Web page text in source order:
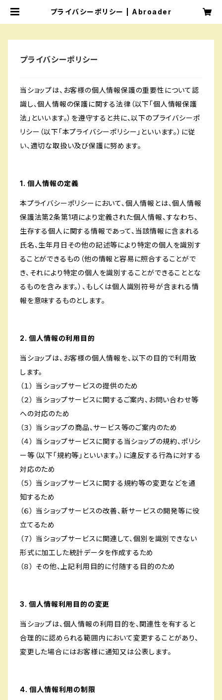
プライバシーポリシー | Abroader
プライバシーポリシー
当ショップは、お客様の個人情報保護の重要性について認
識し、個人情報の保護に関する法律（以下「個人情報保護
法」といいます。）を遵守すると共に、以下のプライバシーポ
リシー（以下「本プライバシーポリシー」といいます。）に従
い、適切な取扱い及び保護に努めます。
1. 個人情報の定義
本プライバシーポリシーにおいて、個人情報とは、個人情報
保護法第2条第1項により定義された個人情報、すなわち、
生存する個人に関する情報であって、当該情報に含まれる
氏名、生年月日その他の記述等により特定の個人を識別す
ることができるもの（他の情報と容易に照合することがで
き、それにより特定の個人を識別することができることとな
るものを含みます。）、もしくは個人識別符号が含まれる情
報を意味するものとします。
2. 個人情報の利用目的
当ショップは、お客様の個人情報を、以下の目的で利用致
します。
（１） 当ショップサービスの提供のため
（２） 当ショップサービスに関するご案内、お問い合わせ等
への対応のため
（３） 当ショップの商品、サービス等のご案内のため
（４） 当ショップサービスに関する当ショップの規約、ポリシ
ー等（以下「規約等」といいます。）に違反する行為に対する
対応のため
（５） 当ショップサービスに関する規約等の変更などを通
知するため
（６） 当ショップサービスの改善、新サービスの開発等に役
立てるため
（７） 当ショップサービスに関連して、個別を識別できない
形式に加工した統計データを作成するため
（８） その他、上記利用目的に付随する目的のため
3. 個人情報利用目的の変更
当ショップは、個人情報の利用目的を、関連性を有すると
合理的に認められる範囲内において変更することがあり、
変更した場合にはお客様に通知又は公表します。
4. 個人情報利用の制限